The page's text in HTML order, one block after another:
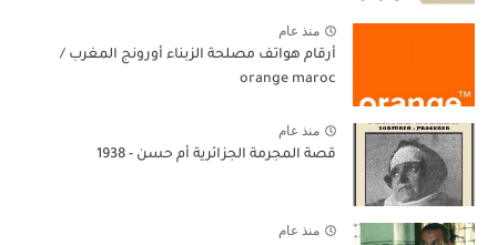
منذ عام
أرقام هواتف مصلحة الزبناء أورونج المغرب /
orange maroc
منذ عام
قصة المجرمة الجزائرية أم حسن - 1938
منذ عام